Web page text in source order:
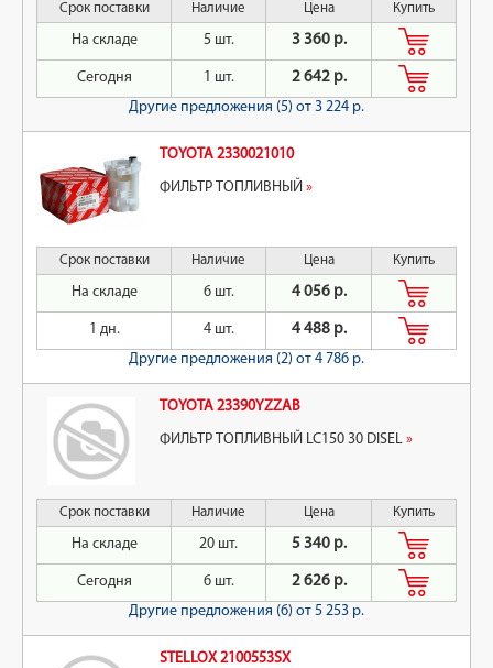
Срок поставки Наличие Цена Купить
На складе 5 шт. 3 360 р.
Сегодня 1 шт.
2 642 р.
Другие предложения (5) от 3 224 р.
TOYOTA 2330021010
ФИЛЬТР ТОПЛИВНЫЙ »
Срок поставки Наличие Цена Купить
На складе 6 шт. 4 056 р.
1 дн. 4 шт.
4 488 р.
Другие предложения (2) от 4 786 р.
TOYOTA 23390YZZAB
ФИЛЬТР ТОПЛИВНЫЙ LC150 30 DISEL »
Срок поставки Наличие Цена Купить
На складе 20 шт. 5 340 р.
Сегодня 6 шт.
2 626 р.
Другие предложения (6) от 5 253 р.
STELLOX 2100553SX